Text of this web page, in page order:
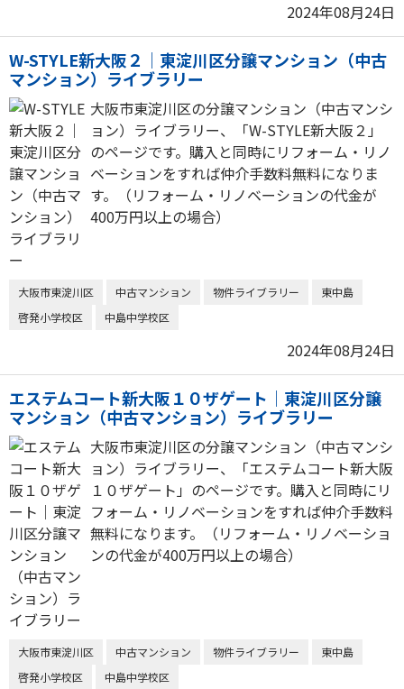
2024年08月24日
W-STYLE新大阪２｜東淀川区分譲マンション（中古
マンション）ライブラリー
大阪市東淀川区の分譲マンション（中古マンシ
ョン）ライブラリー、「W-STYLE新大阪２」
のページです。購入と同時にリフォーム・リノ
ベーションをすれば仲介手数料無料になりま
す。（リフォーム・リノベーションの代金が
400万円以上の場合）
大阪市東淀川区 中古マンション 物件ライブラリー
東中島
啓発小学校区
中島中学校区
2024年08月24日
エステムコート新大阪１０ザゲート｜東淀川区分譲
マンション（中古マンション）ライブラリー
大阪市東淀川区の分譲マンション（中古マンシ
ョン）ライブラリー、「エステムコート新大阪
１０ザゲート」のページです。購入と同時にリ
フォーム・リノベーションをすれば仲介手数料
無料になります。（リフォーム・リノベーショ
ンの代金が400万円以上の場合）
大阪市東淀川区 中古マンション 物件ライブラリー
東中島
啓発小学校区
中島中学校区